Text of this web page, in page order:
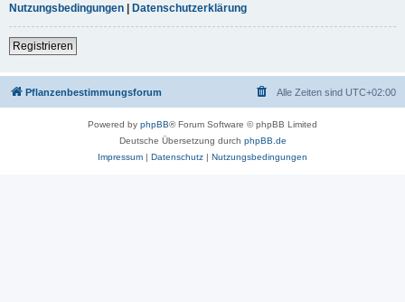
Nutzungsbedingungen | Datenschutzerklärung
Registrieren
Pflanzenbestimmungsforum Alle Zeiten sind UTC+02:00
Powered by phpBB® Forum Software © phpBB Limited
Deutsche Übersetzung durch phpBB.de
Impressum | Datenschutz | Nutzungsbedingungen